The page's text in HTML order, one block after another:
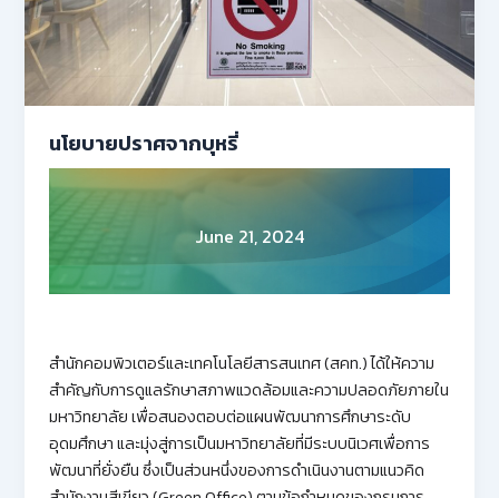
นโยบายปราศจากบุหรี่
June 21, 2024
สำนักคอมพิวเตอร์และเทคโนโลยีสารสนเทศ (สคท.) ได้ให้ความ
สำคัญกับการดูแลรักษาสภาพแวดล้อมและความปลอดภัยภายใน
มหาวิทยาลัย เพื่อสนองตอบต่อแผนพัฒนาการศึกษาระดับ
อุดมศึกษา และมุ่งสู่การเป็นมหาวิทยาลัยที่มีระบบนิเวศเพื่อการ
พัฒนาที่ยั่งยืน ซึ่งเป็นส่วนหนึ่งของการดำเนินงานตามแนวคิด